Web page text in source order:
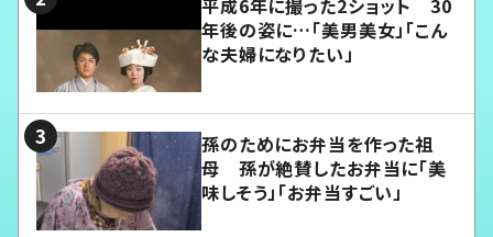
年後の姿に…「美男美女」「こん
な夫婦になりたい」
孫のためにお弁当を作った祖
母 孫が絶賛したお弁当に「美
味しそう」「お弁当すごい」